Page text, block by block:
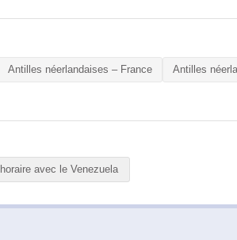
Antilles néerlandaises – France Antilles
avec le Venezuela